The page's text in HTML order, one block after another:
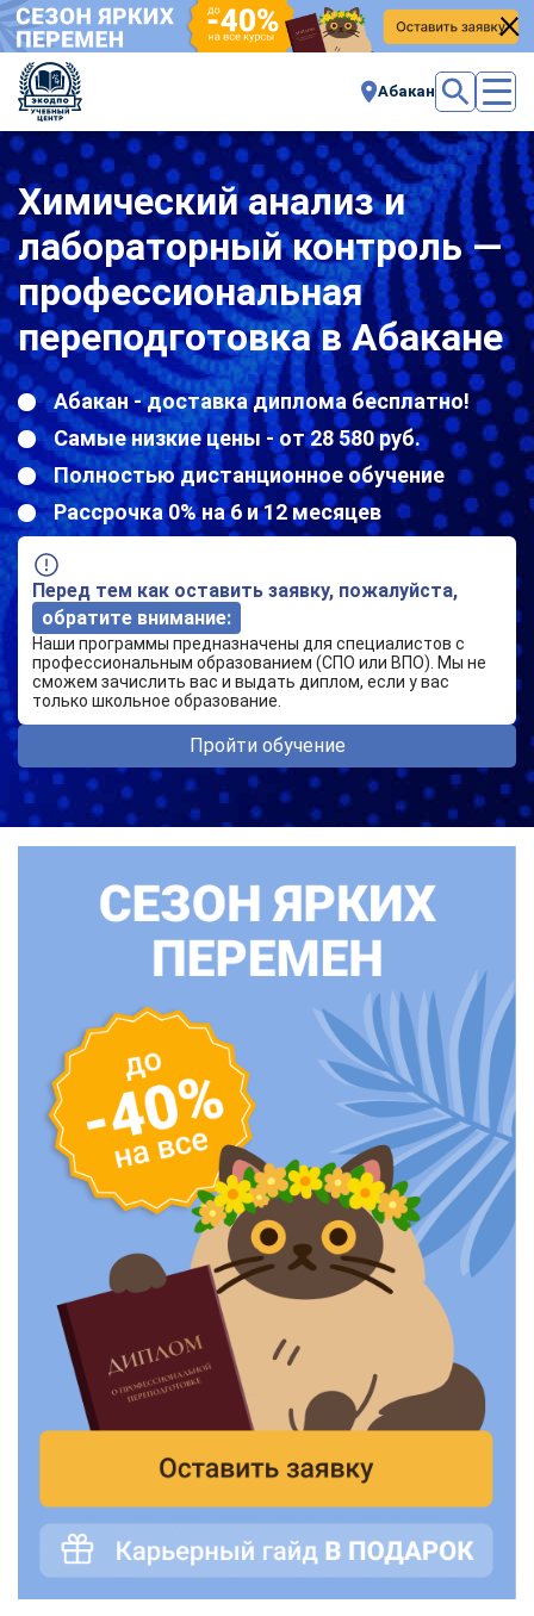
Абакан
Химический анализ и
лабораторный контроль —
профессиональная
переподготовка в Абакане
Абакан - доставка диплома бесплатно!
Самые низкие цены - от 28 580 руб.
Полностью дистанционное обучение
Рассрочка 0% на 6 и 12 месяцев
Перед тем как оставить заявку, пожалуйста,
обратите внимание:
Наши программы предназначены для специалистов с
профессиональным образованием (СПО или ВПО). Мы не
сможем зачислить вас и выдать диплом, если у вас
только школьное образование.
Пройти обучение